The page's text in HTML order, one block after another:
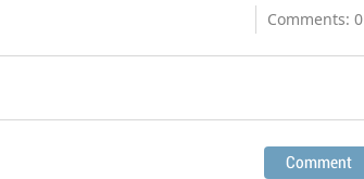
Comments: 0